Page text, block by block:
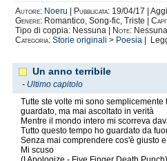
Autore: Noeru Pubblicata: 19/04/17 |
Genere: Romantico, Song-fic, Triste |
Tipo di coppia: Nessuna |
Note: Nessuna
Categoria: Storie originali > Poesia |
Un anno terribile
- Ultimo capitolo
Tutte ste volte mi sono semplicemente
guardato, ma mai ascoltato in verità
Mentre il mondo intero mi scorreva
Tutto questo tempo ho guardato da
Senza mai comprendere cos'è giusto
Mi scuso